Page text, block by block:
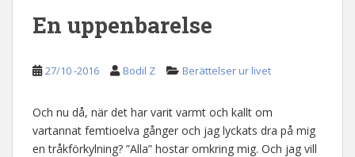
En uppenbarelse
27/10 -2016 Bodil Z Berättelser ur livet
Och nu då, när det har varit varmt och kallt om
vartannat femtioelva gånger och jag lyckats dra på mig
en tråkförkylning? ”Alla” hostar omkring mig. Och jag vill